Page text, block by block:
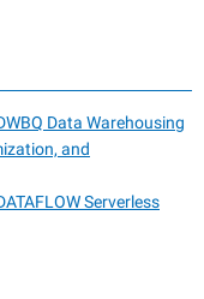
Data Warehousing
and
Serverless